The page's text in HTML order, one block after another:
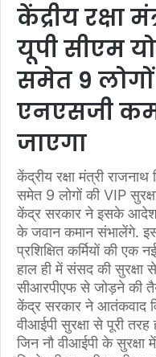
केंद्रीय रक्षा
यूपी सीएम
समेत 9 लोगों
एनएसजी
जाएगा
केंद्रीय रक्षा मंत्री
समेत 9 लोगों की VIP
केंद्र सरकार ने इसके आदेश
के जवान कमान संभालेंगे.
प्रशिक्षित कर्मियों की एक
हाल ही में संसद की सुरक्षा
सीआरपीएफ से जोड़ने की
केंद्र सरकार ने आतंकवाद
वीआईपी सुरक्षा से पूरी
जिन नौ वीआईपी के सुरक्षा